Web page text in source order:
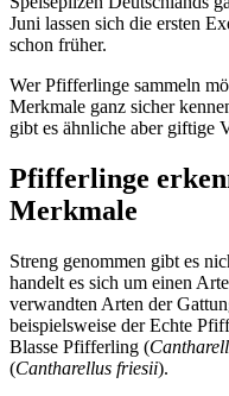
Juni lassen sich die ersten
schon früher.
Wer Pfifferlinge sammeln
Merkmale ganz sicher
gibt es ähnliche aber giftige
Pfifferlinge
Merkmale
Streng genommen gibt es
handelt es sich um einen
verwandten Arten der
beispielsweise der Echte
Blasse Pfifferling (
(Cantharellus friesii).